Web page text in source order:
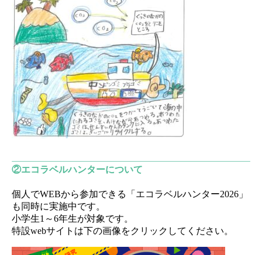
②エコラベルハンターについて
個人でWEBから参加できる「エコラベルハンター2026」
も同時に実施中です。
小学生1～6年生が対象です。
特設webサイトは下の画像をクリックしてください。